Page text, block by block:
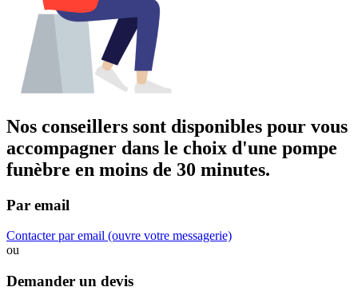
Nos conseillers sont disponibles pour vous
accompagner dans le choix d'une pompe
funèbre en moins de 30 minutes.
Par email
Contacter par email (ouvre votre messagerie)
ou
Demander un devis